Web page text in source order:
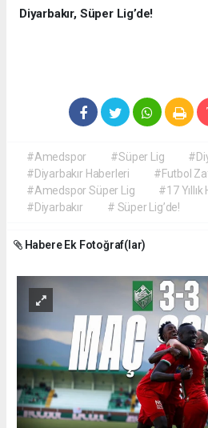
Diyarbakır, Süper Lig’de!
#Amedspor #Süper Lig
#Diyarbakır Haberleri
#Futbol
#Amedspor Süper Lig
#17
#Diyarbakır
# Süper Lig’de!
Habere Ek Fotoğraf(lar)